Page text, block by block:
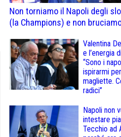
Non torniamo il Napoli degli
(la Champions) e non
Valentina
e l’energia
“Sono i
ispirarmi
magliette.
radici”
Napoli non
intestare
Tecchio ad